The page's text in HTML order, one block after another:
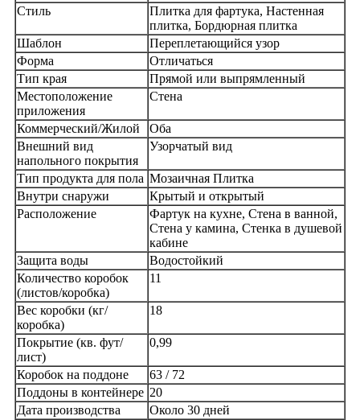
Стиль
Плитка для фартука, Настенная
плитка, Бордюрная плитка
Шаблон
Переплетающийся узор
Форма
Отличаться
Тип края
Прямой или выпрямленный
Местоположение
приложения
Стена
Коммерческий/Жилой
Оба
Внешний вид
напольного покрытия
Узорчатый вид
Тип продукта для пола Мозаичная Плитка
Внутри снаружи
Крытый и открытый
Расположение
Фартук на кухне, Стена в ванной,
Стена у камина, Стенка в душевой
кабине
Защита воды
Водостойкий
Количество коробок
(листов/коробка)
11
Вес коробки (кг/
коробка)
18
Покрытие (кв. фут/
лист)
0,99
Коробок на поддоне
63 / 72
Поддоны в контейнере 20
Дата производства
Около 30 дней